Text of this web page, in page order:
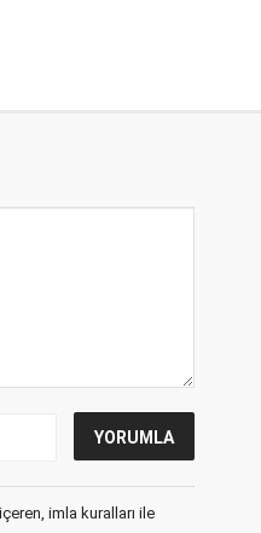
imla kuralları ile